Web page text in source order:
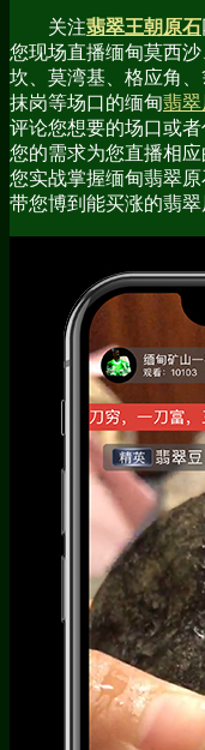
关注翡翠王朝原石
您现场直播缅甸莫西
坎、莫湾基、格应角
抹岗等场口的缅甸翡翠
评论您想要的场口或
您的需求为您直播相
您实战掌握缅甸翡翠
带您博到能买涨的翡翠